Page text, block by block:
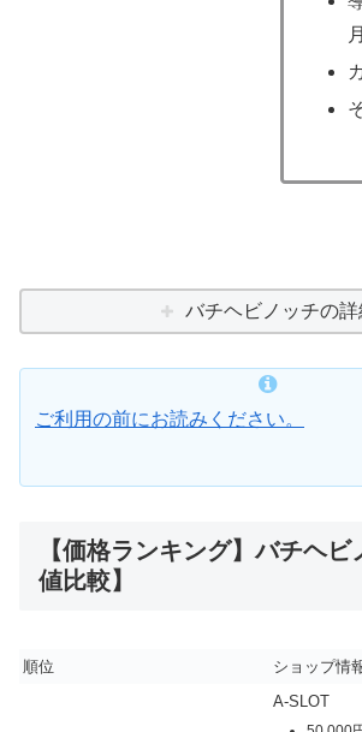
バチヘビノッチの詳
ご利用の前にお読みください。
【価格ランキング】バチヘ
値比較】
順位 ショップ情
A-SLOT